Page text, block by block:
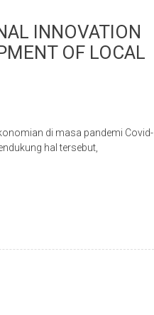
INNOVATION
OF LOCAL
di masa pandemi Covid-
hal tersebut,